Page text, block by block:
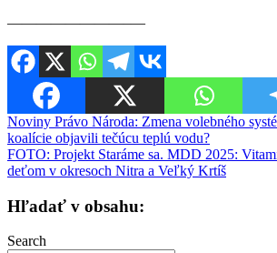
————————–—
Navigácia
v
článku
Noviny Právo Národa: Zmena volebného
koalície objavili tečúcu teplú vodu?
FOTO: Projekt Staráme sa. MDD 2025:
deťom v okresoch Nitra a Veľký Krtíš
Hľadať v obsahu:
Search